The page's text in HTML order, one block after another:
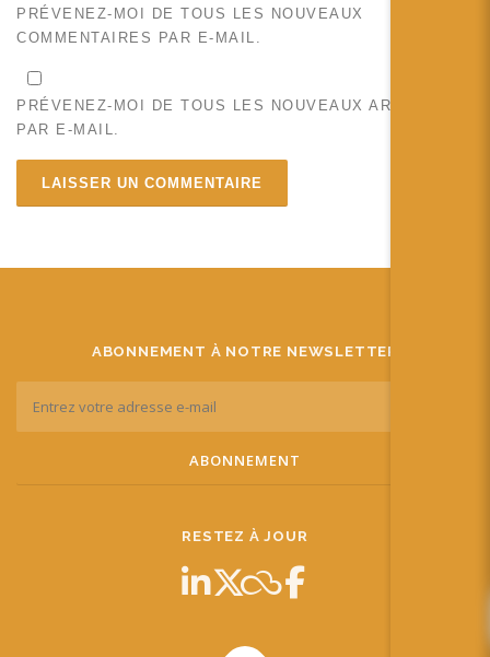
PRÉVENEZ-MOI DE TOUS LES NOUVEAUX
COMMENTAIRES PAR E-MAIL.
PRÉVENEZ-MOI DE TOUS LES NOUVEAUX ARTICLES
PAR E-MAIL.
ABONNEMENT À NOTRE NEWSLETTER
RESTEZ À JOUR